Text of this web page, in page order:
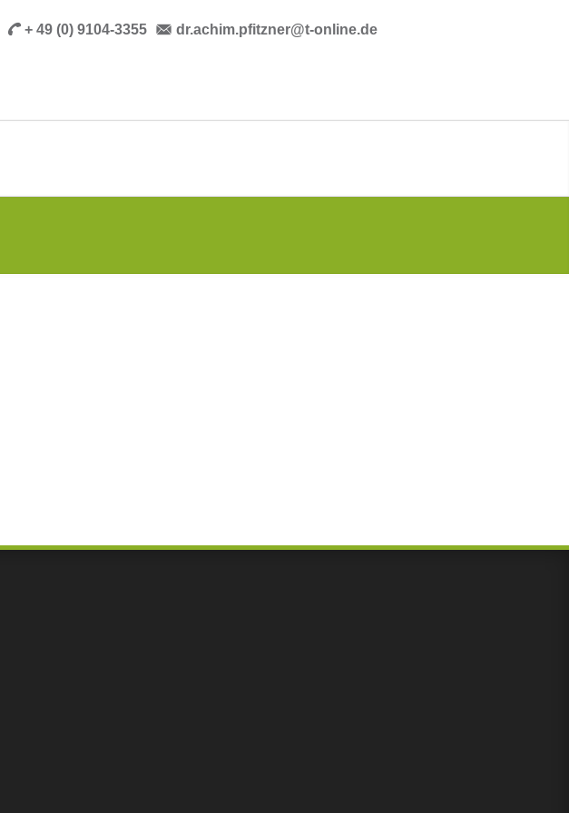
+ 49 (0) 9104-3355 dr.achim.pfitzner@t-online.de